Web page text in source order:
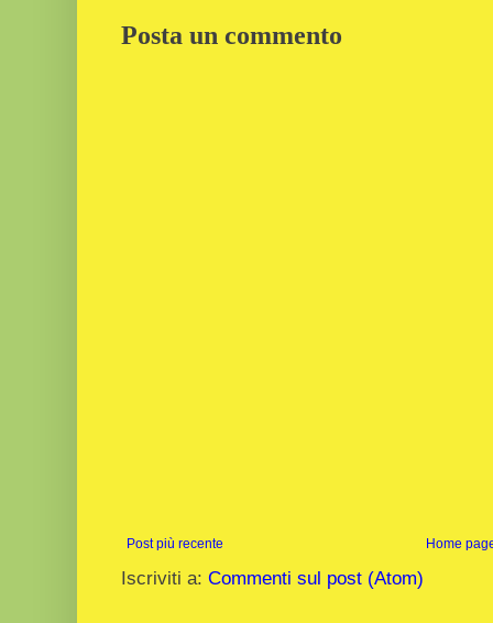
Posta un commento
Post più recente Home
Iscriviti a: Commenti sul post (Atom)